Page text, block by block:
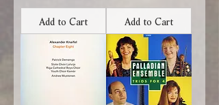
Add to Cart
Add to Cart